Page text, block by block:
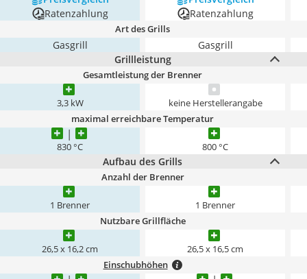
Ratenzahlung
Ratenzahlung
Art des Grills
Gasgrill
Gasgrill
Grillleistung
Gesamtleistung der Brenner
3,3 kW keine Herstellerangabe
maximal erreichbare Temperatur
830 °C 800 °C
Aufbau des Grills
Anzahl der Brenner
1 Brenner 1 Brenner
Nutzbare Grillfläche
26,5 x 16,2 cm 26,5 x 16,5 cm
Einschubhöhen